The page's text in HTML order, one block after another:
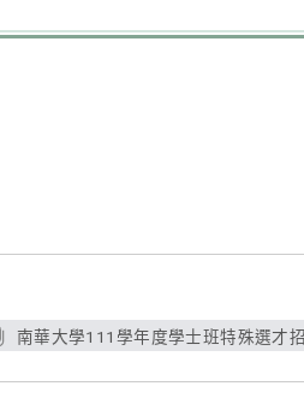
南華大學111學年度學士班特殊選才